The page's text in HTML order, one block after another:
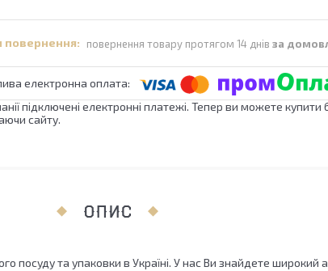
повернення товару протягом 14 днів за
підключені електронні платежі. Тепер ви можете купити
сайту.
ОПИС
посуду та упаковки в Україні. У нас Ви знайдете широкий